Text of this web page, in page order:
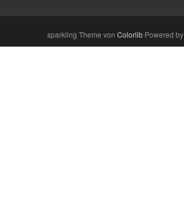
sparkling Theme von ColorlibPowered by